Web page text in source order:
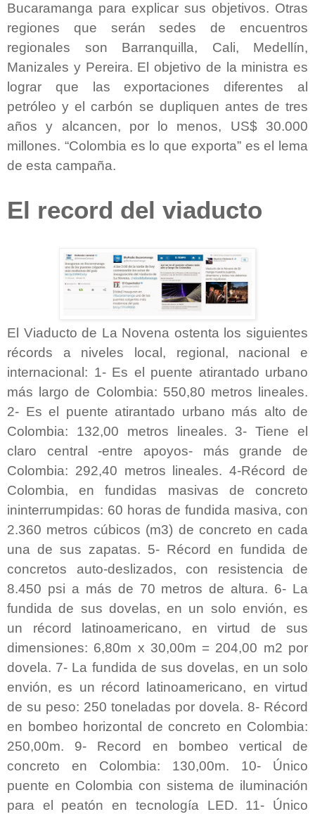
Bucaramanga para explicar sus objetivos. Otras
regiones que serán sedes de encuentros
regionales son Barranquilla, Cali, Medellín,
Manizales y Pereira. El objetivo de la ministra es
lograr que las exportaciones diferentes al
petróleo y el carbón se dupliquen antes de tres
años y alcancen, por lo menos, US$ 30.000
millones. “Colombia es lo que exporta” es el lema
de esta campaña.
El record del viaducto
El Viaducto de La Novena ostenta los siguientes
récords a niveles local, regional, nacional e
internacional: 1- Es el puente atirantado urbano
más largo de Colombia: 550,80 metros lineales.
2- Es el puente atirantado urbano más alto de
Colombia: 132,00 metros lineales. 3- Tiene el
claro central -entre apoyos- más grande de
Colombia: 292,40 metros lineales. 4-Récord de
Colombia, en fundidas masivas de concreto
ininterrumpidas: 60 horas de fundida masiva, con
2.360 metros cúbicos (m3) de concreto en cada
una de sus zapatas. 5- Récord en fundida de
concretos auto-deslizados, con resistencia de
8.450 psi a más de 70 metros de altura. 6- La
fundida de sus dovelas, en un solo envión, es
un récord latinoamericano, en virtud de sus
dimensiones: 6,80m x 30,00m = 204,00 m2 por
dovela. 7- La fundida de sus dovelas, en un solo
envión, es un récord latinoamericano, en virtud
de su peso: 250 toneladas por dovela. 8- Récord
en bombeo horizontal de concreto en Colombia:
250,00m. 9- Record en bombeo vertical de
concreto en Colombia: 130,00m. 10- Único
puente en Colombia con sistema de iluminación
para el peatón en tecnología LED.
11- Único